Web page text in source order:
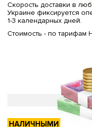
Скорость доставки в
Украине фиксируется
1-3 календарных дней.
Стоимость - по тарифам
НАЛИЧНЫМИ